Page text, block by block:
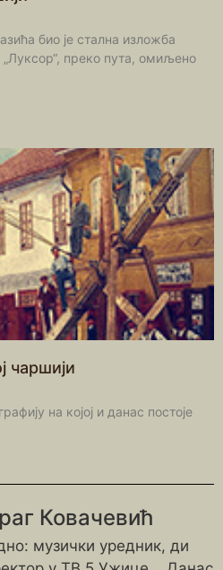
био је стална изложба
преко пута, омиљено
чаршији
на којој и данас постоје
Ковачевић
музички уредник, ди